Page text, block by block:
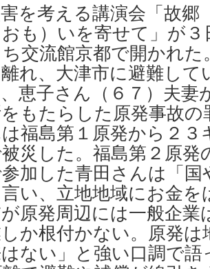
を考える講演会「故
も）いを寄せて」が
交流館京都で開かれた
れ、大津市に避難して
、恵子さん（６７）夫
もたらした原発事故
福島第１原発から２３
災した。福島第２原発
加した青田さんは「
い、立地地域にお金
原発周辺には一般企業
か根付かない。原発
ない」と強い口調で語